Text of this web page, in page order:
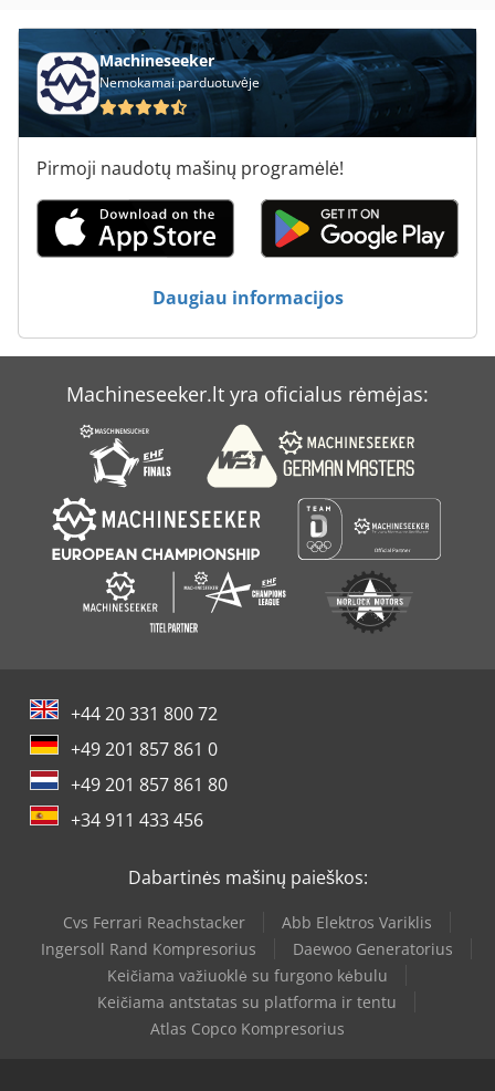
Machineseeker
Nemokamai parduotuvėje
Pirmoji naudotų mašinų programėlė!
Daugiau informacijos
Machineseeker.lt yra oficialus rėmėjas:
+44 20 331 800 72
+49 201 857 861 0
+49 201 857 861 80
+34 911 433 456
Dabartinės mašinų paieškos:
Cvs Ferrari Reachstacker
Abb Elektros Variklis
Ingersoll Rand Kompresorius
Daewoo Generatorius
Keičiama važiuoklė su furgono kėbulu
Keičiama antstatas su platforma ir tentu
Atlas Copco Kompresorius